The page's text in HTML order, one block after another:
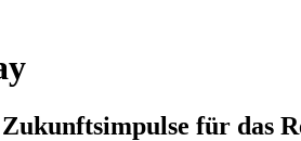
für das